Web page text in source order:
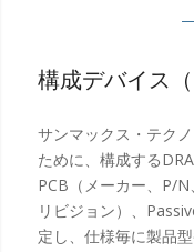
構成デバイス
サンマックス・テク
ために、構成する
PCB（メーカー、P/N
リビジョン）、
定し、仕様毎に製品